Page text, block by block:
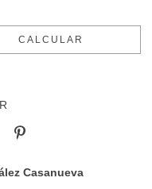
CALCULAR
Casanueva